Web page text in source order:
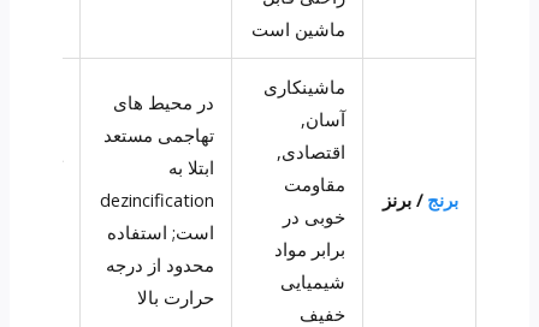
ماشین است
برنج / برنز
ماشینکاری
آسان,
اقتصادی,
مقاومت
خوبی در
برابر مواد
شیمیایی
خفیف
در محیط های
تهاجمی مستعد
ابتلا به
dezincification
است; استفاده
محدود از درجه
حرارت بالا